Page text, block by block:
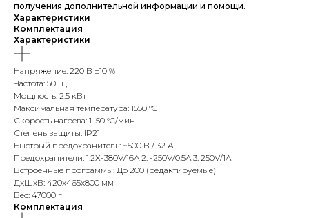
получения дополнительной информации и помощи.
Характеристики
Комплектация
Характеристики
Напряжение: 220 В ±10 %
Частота: 50 Гц
Мощность: 2.5 кВт
Максимальная температура: 1550 °C
Скорость нагрева: 1–50 °C/мин
Степень защиты: IP21
Быстрый предохранитель: ~500 В / 32 А
Предохранители: 1:2X-380V/16A 2: -250V/0.5A 3: 250V/1A
Встроенные программы: До 200 (редактируемые)
ДxШxВ: 420x465x800 мм
Вес: 47000 г
Комплектация